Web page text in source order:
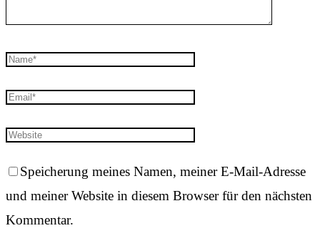
Speicherung meines Namen, meiner E-Mail-Adresse
und meiner Website in diesem Browser für den nächsten
Kommentar.